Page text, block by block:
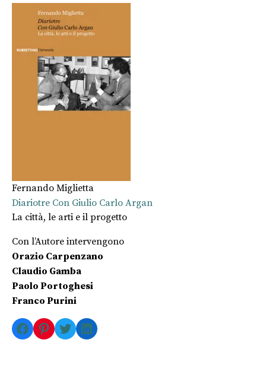
Fernando Miglietta
Diariotre Con Giulio Carlo Argan
La città, le arti e il progetto
Con l’Autore intervengono
Orazio Carpenzano
Claudio Gamba
Paolo Portoghesi
Franco Purini
Facebook
Pinterest
TwitterLinkedIn